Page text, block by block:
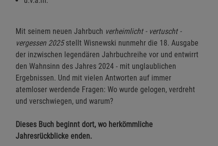
Mit seinem neuen Jahrbuch verheimlicht - vertuscht -
vergessen 2025stellt Wisnewski nunmehr die 18. Ausgabe
der inzwischen legendären Jahrbuchreihe vor und entwirrt
den Wahnsinn des Jahres 2024 - mit unglaublichen
Ergebnissen. Und mit vielen Antworten auf immer
atemloser werdende Fragen: Wo wurde gelogen, verdreht
und verschwiegen, und warum?
Dieses Buch beginnt dort, wo herkömmliche
Jahresrückblicke enden.
Notwendige Cookies (5)
Beschreibung Notwendige Cookies
Cookie-Informationen anzeigen
Funktionale Cookies (1)
Cookie-Informationen